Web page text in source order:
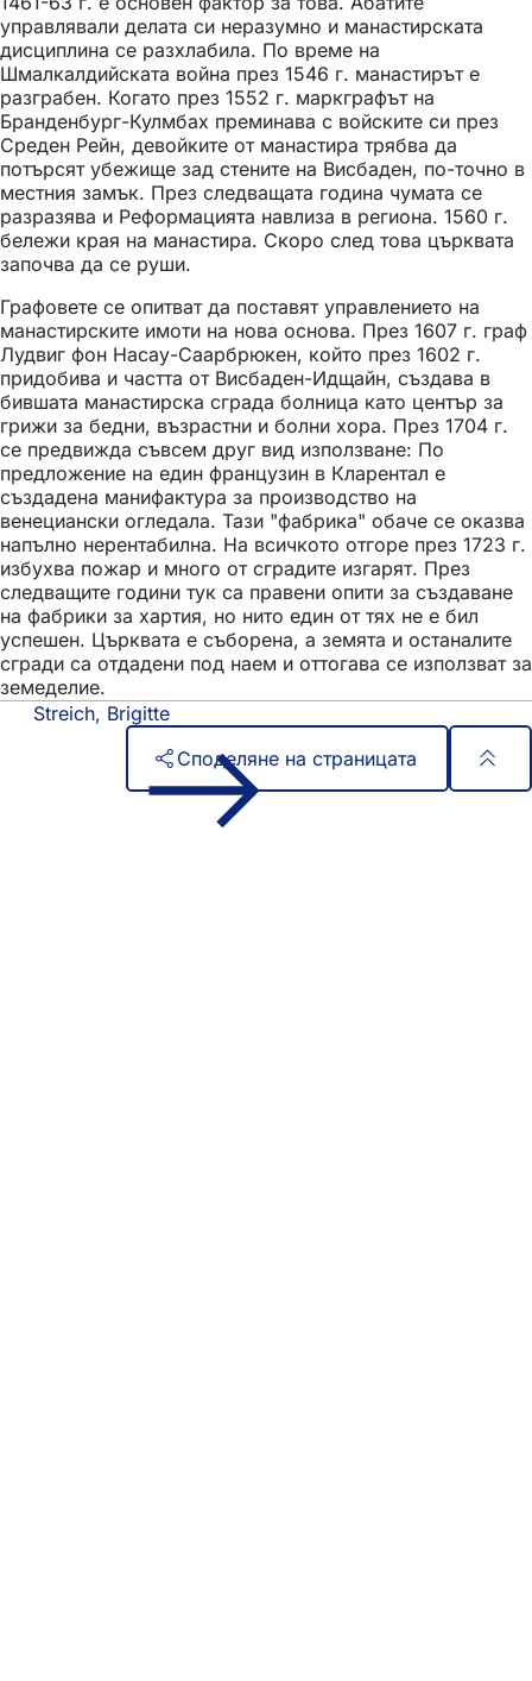
управлявали делата си неразумно и манастирската
дисциплина се разхлабила. По време на
Шмалкалдийската война през 1546 г. манастирът е
разграбен. Когато през 1552 г. маркграфът на
Бранденбург-Кулмбах преминава с войските си през
Среден Рейн, девойките от манастира трябва да
потърсят убежище зад стените на Висбаден, по-точно в
местния замък. През следващата година чумата се
разразява и Реформацията навлиза в региона. 1560 г.
бележи края на манастира. Скоро след това църквата
започва да се руши.
Графовете се опитват да поставят управлението на
манастирските имоти на нова основа. През 1607 г. граф
Лудвиг фон Насау-Саарбрюкен, който през 1602 г.
придобива и частта от Висбаден-Идщайн, създава в
бившата манастирска сграда болница като център за
грижи за бедни, възрастни и болни хора. През 1704 г.
се предвижда съвсем друг вид използване: По
предложение на един французин в Кларентал е
създадена манифактура за производство на
венециански огледала. Тази "фабрика" обаче се оказва
напълно нерентабилна. На всичкото отгоре през 1723 г.
избухва пожар и много от сградите изгарят. През
следващите години тук са правени опити за създаване
на фабрики за хартия, но нито един от тях не е бил
успешен. Църквата е съборена, а земята и останалите
сгради са отдадени под наем и оттогава се използват за
земеделие.
Streich, Brigitte
Споделяне на страницата